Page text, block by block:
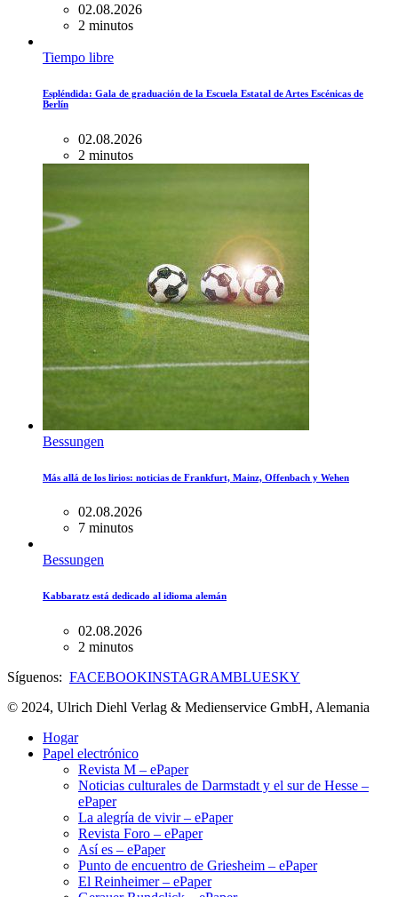
02.08.2026
2 minutos
Tiempo libre
Espléndida: Gala de graduación de la Escuela Estatal de Artes Escénicas de
Berlín
02.08.2026
2 minutos
Bessungen
Más allá de los lirios: noticias de Frankfurt, Mainz, Offenbach y Wehen
02.08.2026
7 minutos
Bessungen
Kabbaratz está dedicado al idioma alemán
02.08.2026
2 minutos
Síguenos: FACEBOOKINSTAGRAMBLUESKY
© 2024, Ulrich Diehl Verlag & Medienservice GmbH, Alemania
Hogar
Papel electrónico
Revista M – ePaper
Noticias culturales de Darmstadt y el sur de Hesse –
ePaper
La alegría de vivir – ePaper
Revista Foro – ePaper
Así es – ePaper
Punto de encuentro de Griesheim – ePaper
El Reinheimer – ePaper